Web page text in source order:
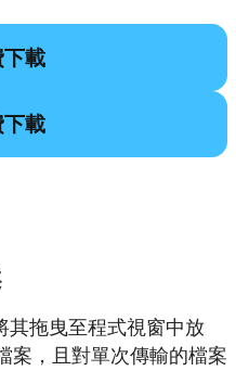
載
載
拖曳至程式視窗中放
案，且對單次傳輸的檔案